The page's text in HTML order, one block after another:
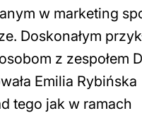
w marketing
Doskonałym
z zespołem
Emilia Rybińska
tego jak w ramach